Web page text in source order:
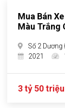
Mua Bán
Màu Trắng
Số 2 Dương
2021
3 tỷ 50 triệu